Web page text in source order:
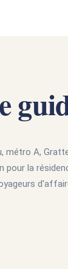
A,
la